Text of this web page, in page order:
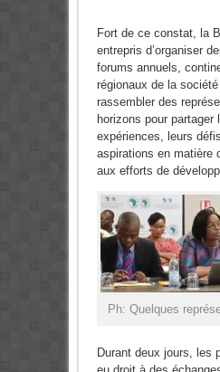
Fort de ce constat, la
entrepris d’organiser
forums annuels,
régionaux de la
rassembler des
horizons pour partager
expériences, leurs
aspirations en matière
aux efforts de
Ph: Quelques
Durant deux jours, les